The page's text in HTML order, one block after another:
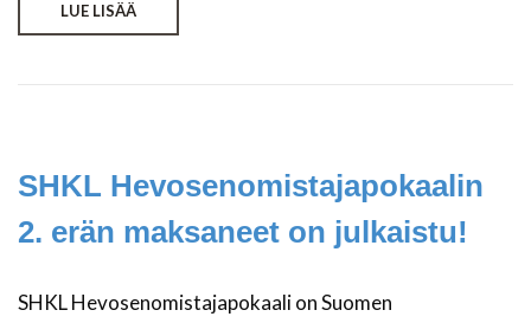
LUE LISÄÄ
SHKL Hevosenomistajapokaalin
2. erän maksaneet on julkaistu!
SHKL Hevosenomistajapokaali on Suomen